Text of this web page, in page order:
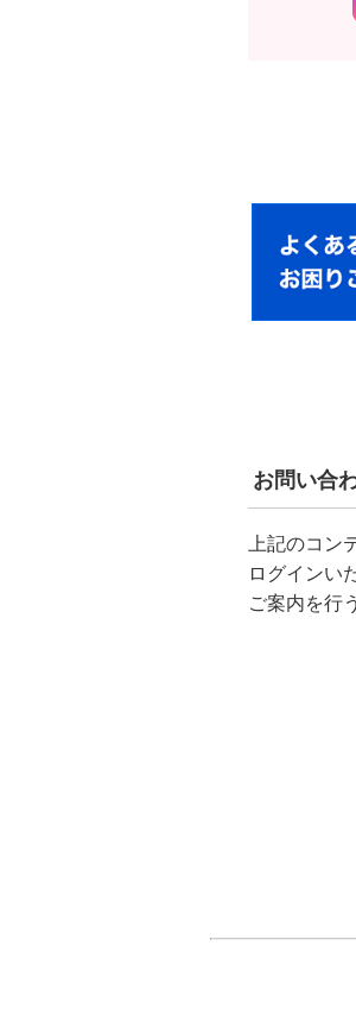
お問い合
上記のコン
ログインい
ご案内を行